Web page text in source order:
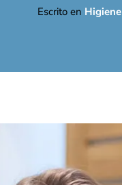
Escrito en Higiene